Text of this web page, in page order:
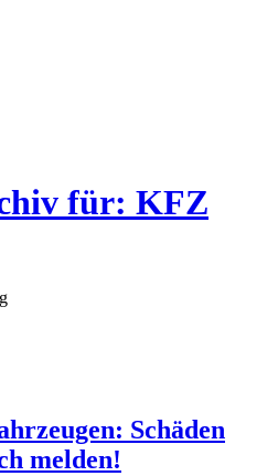
für: KFZ
Schäden
melden!